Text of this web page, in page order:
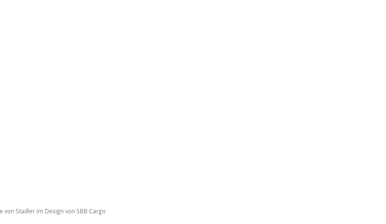
von Stadler im Design von SBB Cargo